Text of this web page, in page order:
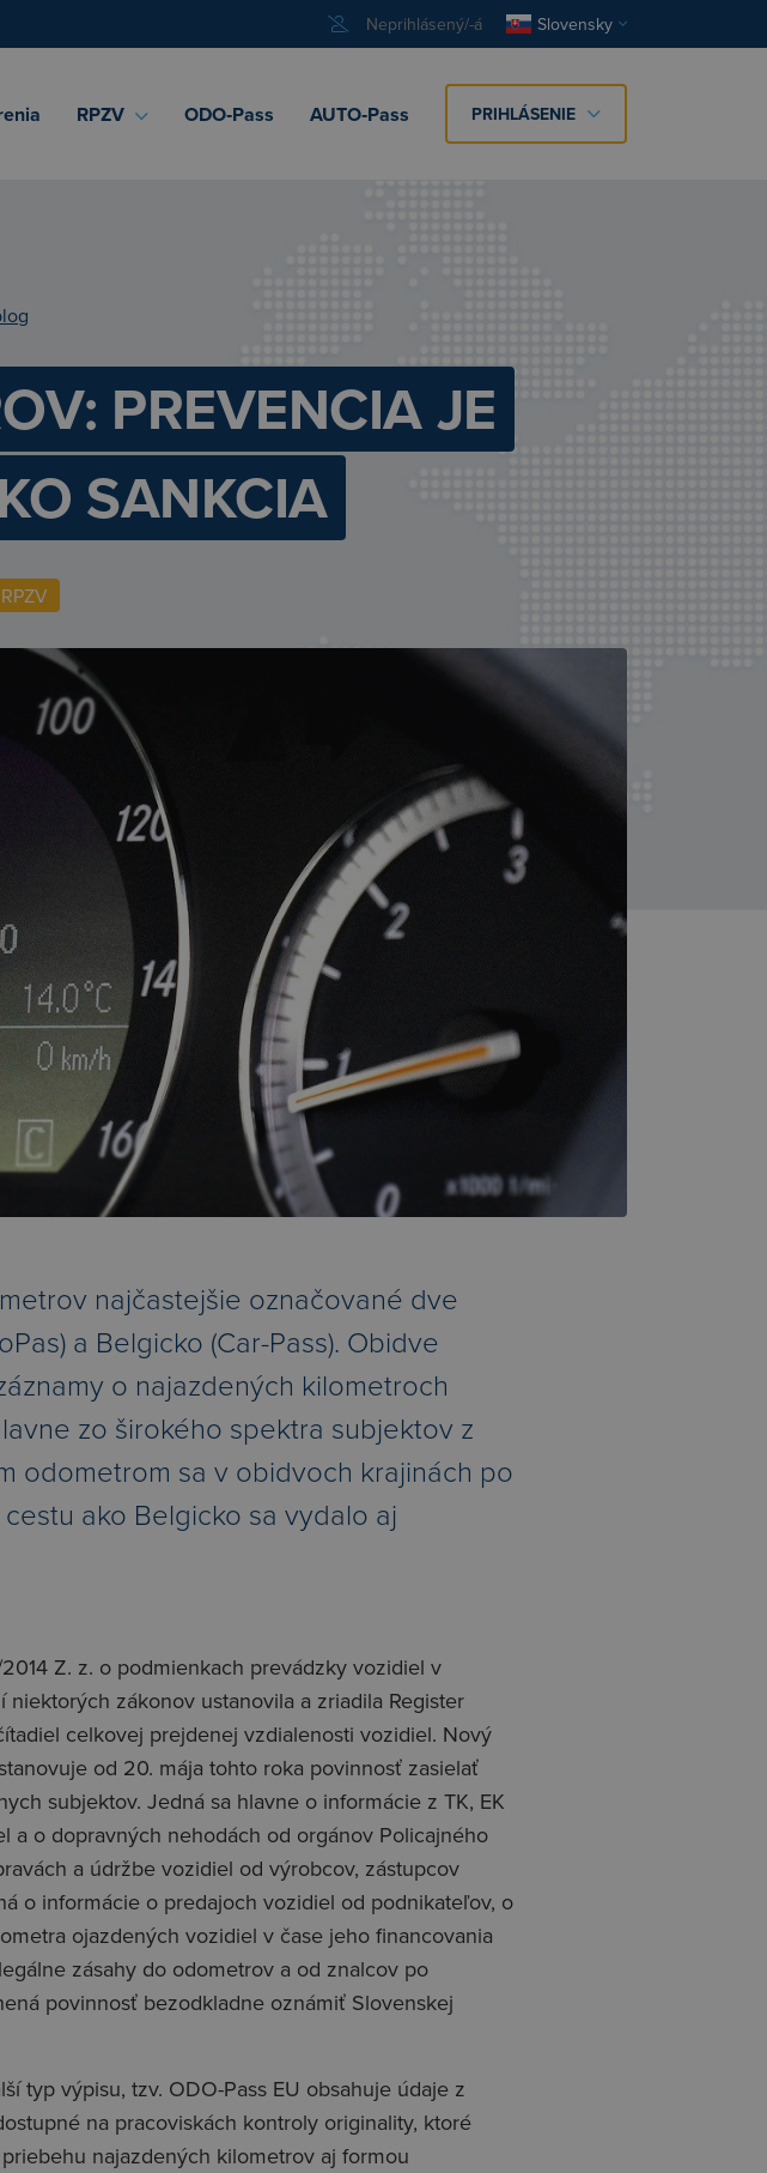
Neprihlásený/-á Slovensky
RPZV ODO‑Pass AUTO‑Pass PRIHLÁSENIE
PREVENCIA JE
SANKCIA
RPZV
najčastejšie označované dve
a Belgicko (Car-Pass). Obidve
o najazdených kilometroch
zo širokého spektra subjektov z
odometrom sa v obidvoch krajinách po
ako Belgicko sa vydalo aj
Z. z. o podmienkach prevádzky vozidiel v
zákonov ustanovila a zriadila Register
celkovej prejdenej vzdialenosti vozidiel. Nový
od 20. mája tohto roka povinnosť zasielať
subjektov. Jedná sa hlavne o informácie z TK, EK
o dopravných nehodách od orgánov Policajného
a údržbe vozidiel od výrobcov, zástupcov
o informácie o predajoch vozidiel od podnikateľov, o
ojazdených vozidiel v čase jeho financovania
zásahy do odometrov a od znalcov po
povinnosť bezodkladne oznámiť Slovenskej
typ výpisu, tzv. ODO-Pass EU obsahuje údaje z
na pracoviskách kontroly originality, ktoré
najazdených kilometrov aj formou